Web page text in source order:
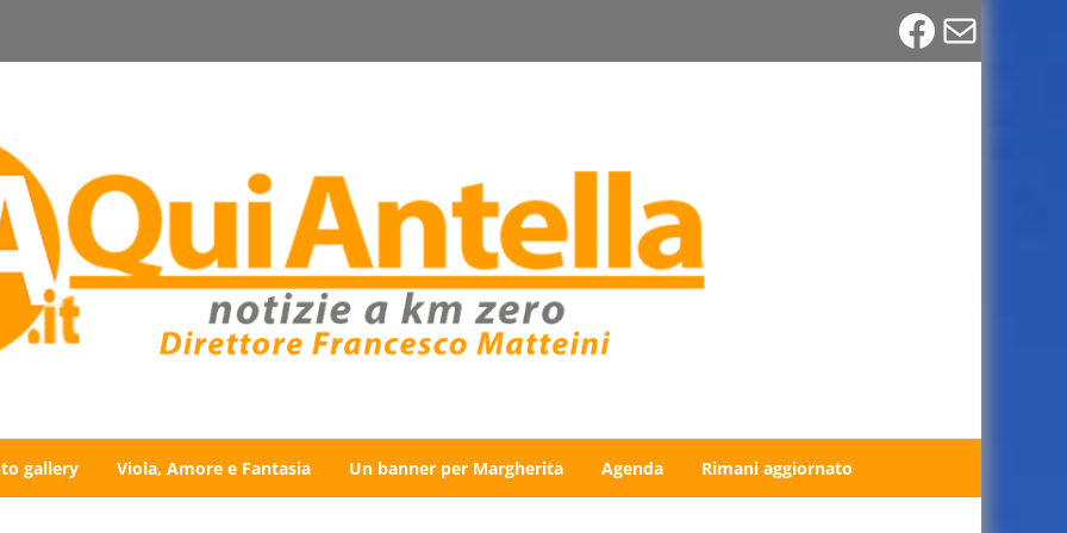
Email
gallery Viola, Amore e Fantasia Un banner per Margherita Agenda Rimani aggiornato